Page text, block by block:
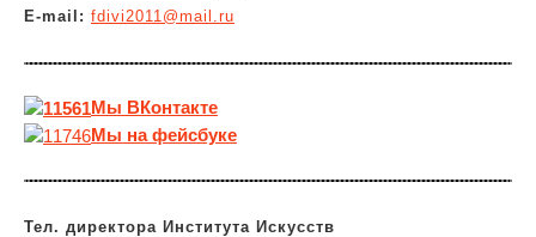
E-mail: fdivi2011@mail.ru
Мы ВКонтакте
Мы на фейсбуке
Тел. директора Института Искусств